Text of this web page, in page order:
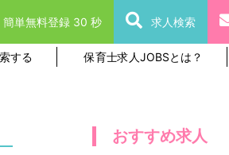
する 保育士求人JOBSとは？
簡単無料登録 30 秒 求人検索
おすすめ求人